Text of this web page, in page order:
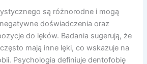
są różnorodne i mogą
doświadczenia oraz
do lęków. Badania sugerują, że
mają inne lęki, co wskazuje na
Psychologia definiuje dentofobię